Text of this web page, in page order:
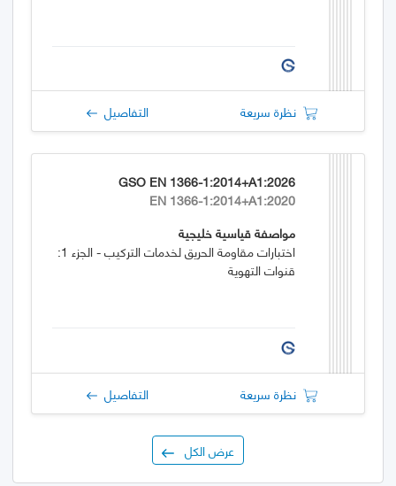
نظرة سريعة التفاصيل
GSO EN 1366-1:2014+A1:2026
EN 1366-1:2014+A1:2020
مواصفة قياسية خليجية
اختبارات مقاومة الحريق لخدمات التركيب - الجزء 1:
قنوات التهوية
نظرة سريعة التفاصيل
عرض الكل